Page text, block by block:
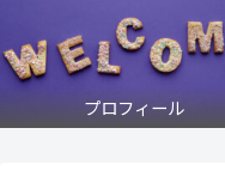
プロフィール